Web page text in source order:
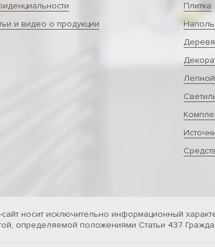
и видео о продукции
Плитка
носит исключительно информационный
определяемой положениями Статьи 437